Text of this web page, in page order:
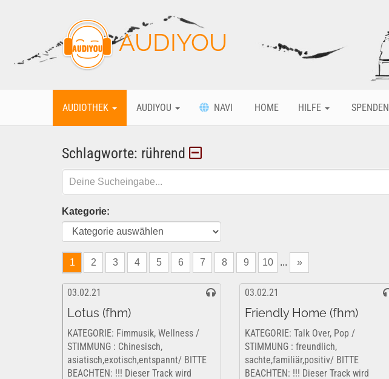
AUDIYOU
AUDIOTHEK AUDIYOU NAVI HOME HILFE SPENDEN
Schlagworte: rührend
Kategorie:
1 2 3 4 5 6 7 8 9 10 ... »
03.02.21
Lotus (fhm)
KATEGORIE: Fimmusik, Wellness /
STIMMUNG : Chinesisch,
asiatisch,exotisch,entspannt/ BITTE
BEACHTEN: !!! Dieser Track wird
03.02.21
Friendly Home (fhm)
KATEGORIE: Talk Over, Pop /
STIMMUNG : freundlich,
sachte,familiär,positiv/ BITTE
BEACHTEN: !!! Dieser Track wird